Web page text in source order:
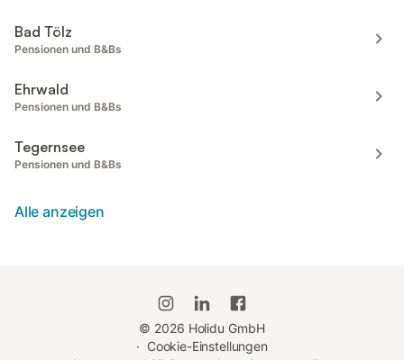
Bad Tölz
Pensionen und B&Bs
Ehrwald
Pensionen und B&Bs
Tegernsee
Pensionen und B&Bs
Alle anzeigen
© 2026 Holidu GmbH
· Cookie-Einstellungen